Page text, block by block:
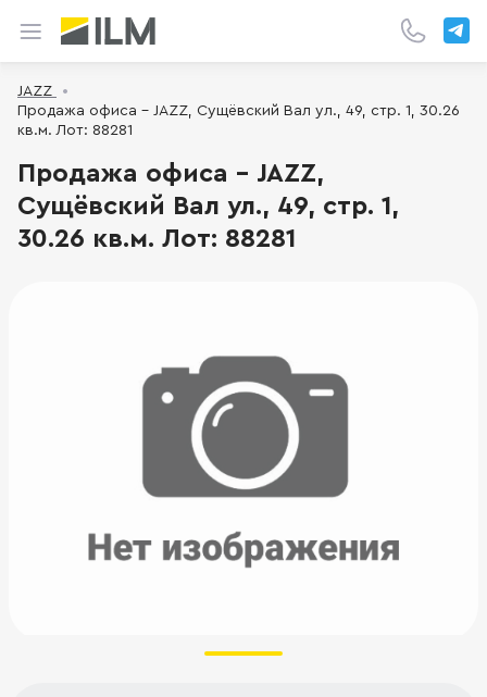
JAZZ
Продажа офиса - JAZZ, Сущёвский Вал ул., 49, стр. 1, 30.26
кв.м. Лот: 88281
Продажа офиса - JAZZ,
Сущёвский Вал ул., 49, стр. 1,
30.26 кв.м. Лот: 88281